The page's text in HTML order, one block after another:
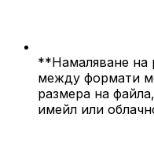
**Намаляване на
между формати
размера на
имейл или